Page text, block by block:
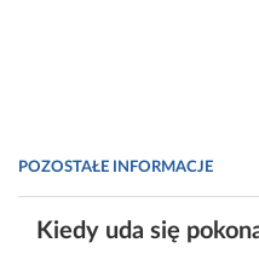
POZOSTAŁE INFORMACJE
Kiedy uda się